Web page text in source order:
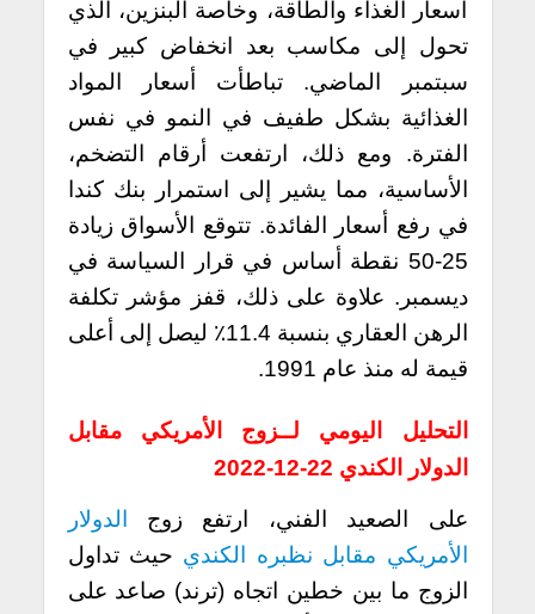
أسعار الغذاء والطاقة، وخاصة البنزين، الذي
تحول إلى مكاسب بعد انخفاض كبير في
سبتمبر الماضي. تباطأت أسعار المواد
الغذائية بشكل طفيف في النمو في نفس
الفترة. ومع ذلك، ارتفعت أرقام التضخم،
الأساسية، مما يشير إلى استمرار بنك كندا
في رفع أسعار الفائدة. تتوقع الأسواق زيادة
25-50 نقطة أساس في قرار السياسة في
ديسمبر. علاوة على ذلك، قفز مؤشر تكلفة
الرهن العقاري بنسبة 11.4٪ ليصل إلى أعلى
قيمة له منذ عام 1991.
التحليل اليومي لــزوج الأمريكي مقابل
الدولار الكندي 22-12-2022
على الصعيد الفني، ارتفع زوج
الدولار
الأمريكي مقابل نظبره الكندي حيث تداول
الزوج ما بين خطين اتجاه (ترند) صاعد على